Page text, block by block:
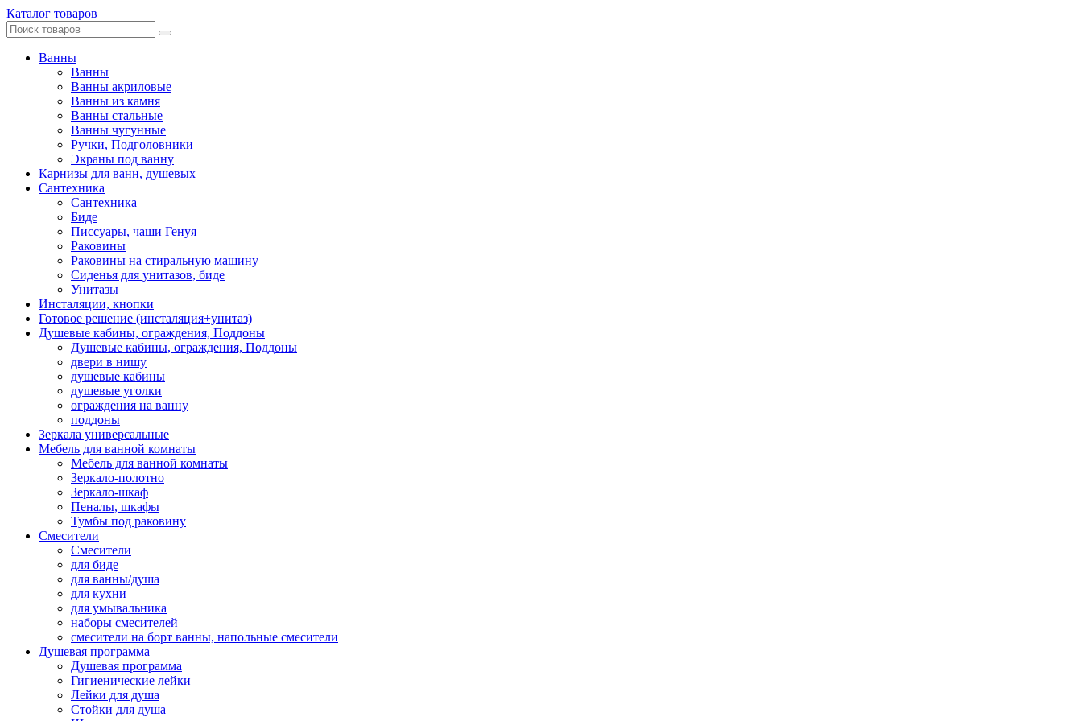
Каталог товаров
Ванны
Ванны
Ванны акриловые
Ванны из камня
Ванны стальные
Ванны чугунные
Ручки, Подголовники
Экраны под ванну
Карнизы для ванн, душевых
Сантехника
Сантехника
Биде
Писсуары, чаши Генуя
Раковины
Раковины на стиральную машину
Сиденья для унитазов, биде
Унитазы
Инсталяции, кнопки
Готовое решение (инсталяция+унитаз)
Душевые кабины, ограждения, Поддоны
Душевые кабины, ограждения, Поддоны
двери в нишу
душевые кабины
душевые уголки
ограждения на ванну
поддоны
Зеркала универсальные
Мебель для ванной комнаты
Мебель для ванной комнаты
Зеркало-полотно
Зеркало-шкаф
Пеналы, шкафы
Тумбы под раковину
Смесители
Смесители
для биде
для ванны/душа
для кухни
для умывальника
наборы смесителей
смесители на борт ванны, напольные смесители
Душевая программа
Душевая программа
Гигиенические лейки
Лейки для душа
Стойки для душа